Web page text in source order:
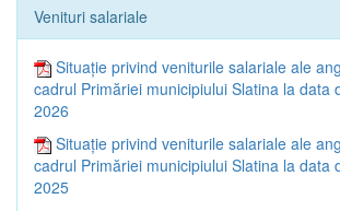
Venituri salariale
Situație privind veniturile salariale ale
cadrul Primăriei municipiului Slatina la data
2026
Situație privind veniturile salariale ale
cadrul Primăriei municipiului Slatina la data
2025